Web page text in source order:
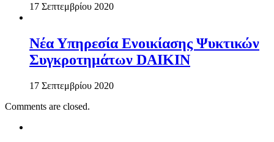
17 Σεπτεμβρίου 2020
Νέα Υπηρεσία Ενοικίασης Ψυκτικών
Συγκροτημάτων DAIKIN
17 Σεπτεμβρίου 2020
Comments are closed.